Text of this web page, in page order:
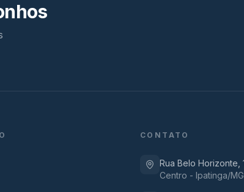
CONTATO
Rua Belo Horizonte,
Centro - Ipatinga/MG